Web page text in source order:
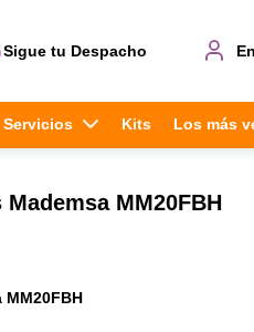
Sigue tu Despacho
Servicios Kits Los más
MM20FBH